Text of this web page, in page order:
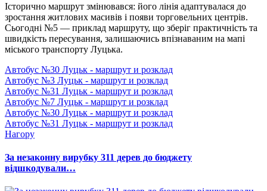
Історично маршрут змінювався: його лінія адаптувалася до
зростання житлових масивів і появи торговельних центрів.
Сьогодні №5 — приклад маршруту, що зберіг практичність та
швидкість пересування, залишаючись впізнаваним на мапі
міського транспорту Луцька.
Автобус №30 Луцьк - маршрут и розклад
Автобус №3 Луцьк - маршрут и розклад
Автобус №31 Луцьк - маршрут и розклад
Автобус №7 Луцьк - маршрут и розклад
Автобус №30 Луцьк - маршрут и розклад
Автобус №31 Луцьк - маршрут и розклад
Нагору
За незаконну вирубку 311 дерев до бюджету
відшкодували…